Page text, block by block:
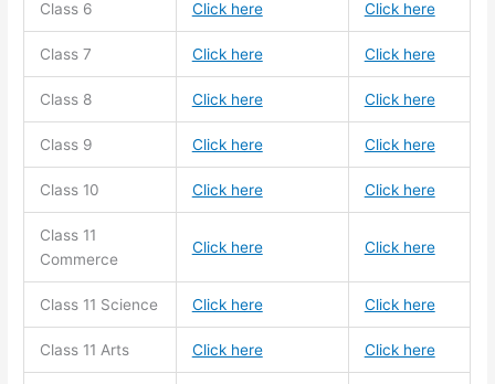
Class 6 Click here Click here
Class 7 Click here Click here
Class 8 Click here Click here
Class 9 Click here Click here
Class 10 Click here Click here
Class 11
Commerce
Click here Click here
Class 11 Science Click here Click here
Class 11 Arts Click here Click here